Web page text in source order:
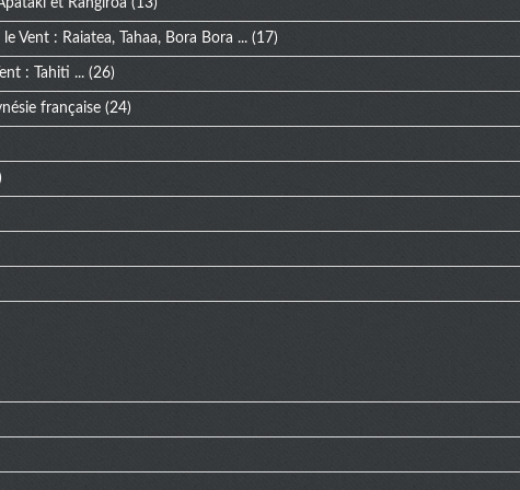
et Rangiroa (13)
Vent : Raiatea, Tahaa, Bora Bora ... (17)
: Tahiti ... (26)
française (24)